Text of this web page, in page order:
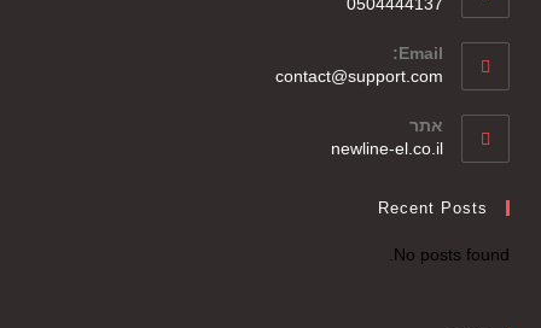
0504444137
Email:
contact@support.com
אתר
newline-el.co.il
Recent Posts
No posts found.